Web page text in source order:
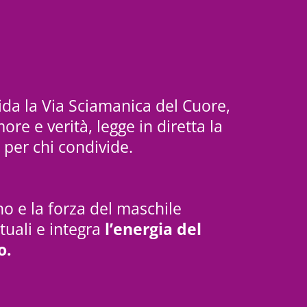
la Via Sciamanica del Cuore,
e verità, legge in diretta la
per chi condivide.
e la forza del maschile
e integra l’energia del